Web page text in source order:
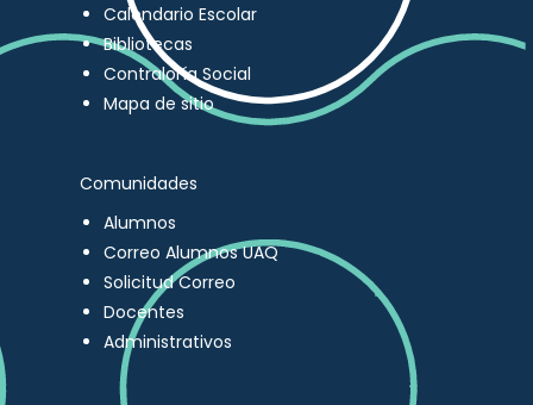
Calendario Escolar
Bibliotecas
Contraloría Social
Mapa de sitio
Comunidades
Alumnos
Correo Alumnos UAQ
Solicitud Correo
Docentes
Administrativos